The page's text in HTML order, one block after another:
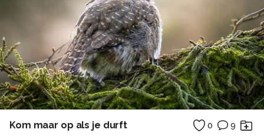
Kom maar op als je durft 0 9